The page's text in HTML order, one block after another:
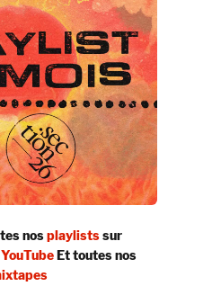
nosplaylistssur
YouTubeEt toutes nos